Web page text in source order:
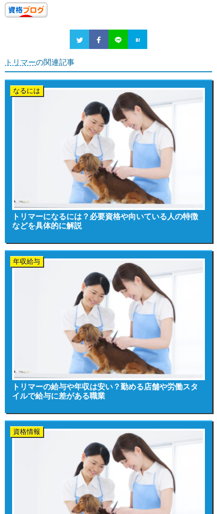
トリマーの関連記事
なるには
トリマーになるには？必要資格や向いている人の特徴
などを具体的に解説
年収給与
トリマーの給与や年収は安い？勤める店舗や労働スタ
イルで給与に差がある職業
資格情報